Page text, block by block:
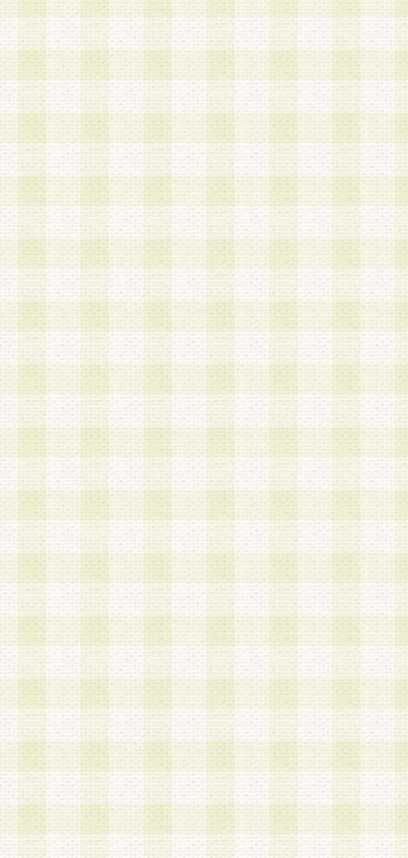
a.既に登録されている会員と同一のメールアドレ
録する場合
b.本サービスと同様のサービスを提供している企
業に従事していると思われる本人またはその家族
場合
c.その他当社が不適切と判断する場合
2.当社は、会員登録希望者を会員として承認する
した 場合、会員登録希望者による会員登録手続
による承認後の場合であっても、会員登録の取り
の抹消を、当社が適切と判 断する方法・手段に
とができるものとします。
3.会員登録希望者が18歳未満、成年被後見人、被
人 である場合は、親権者などの法定代理人の同
録を行うものとします。なお、義務教育学齢に該
者については、登録時に 当社が別途定める方法
権者による承認手続きを行うものとします。
第3条 会員の登録方法
1.会員登録手続きは、会員登録希望者本人が行う
る登録は一切認められないものとします。
2.会員登録希望者は、本規約に同意の後、当社指
画 面」において、当社が指定する必要事項を入
を行うものとします。当社は、会員登録を承認し
会員として本サービスを 受けるためのログイン
を付与します。
3.会員は、会員登録の際に申告する登録情報の全
いかなる虚偽の申告をも行ってはならないものと
4.会員は、複数のログインＩＤおよびパスワード
いものとします。
第4条 ログインIDおよびパスワードの管理
1.会員は、会員登録後、本サイト内にて本サービ
加する際には、前条に基づき当社から付与された
スワードを使用するものとします。